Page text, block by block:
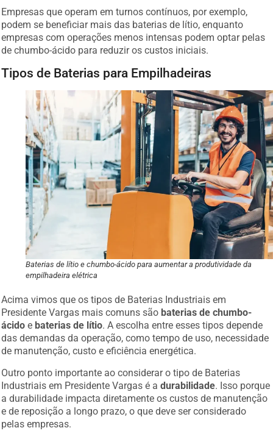
Empresas que operam em turnos contínuos, por exemplo,
podem se beneficiar mais das baterias de lítio, enquanto
empresas com operações menos intensas podem optar pelas
de chumbo-ácido para reduzir os custos iniciais.
Tipos de Baterias para Empilhadeiras
Baterias de lítio e chumbo-ácido para aumentar a produtividade da
empilhadeira elétrica
Acima vimos que os tipos de Baterias Industriais em
Presidente Vargas mais comuns são baterias de chumbo-
ácido e baterias de lítio. A escolha entre esses tipos depende
das demandas da operação, como tempo de uso, necessidade
de manutenção, custo e eficiência energética.
Outro ponto importante ao considerar o tipo de Baterias
Industriais em Presidente Vargas é adurabilidade. Isso porque
a durabilidade impacta diretamente os custos de manutenção
e de reposição a longo prazo, o que deve ser considerado
pelas empresas.